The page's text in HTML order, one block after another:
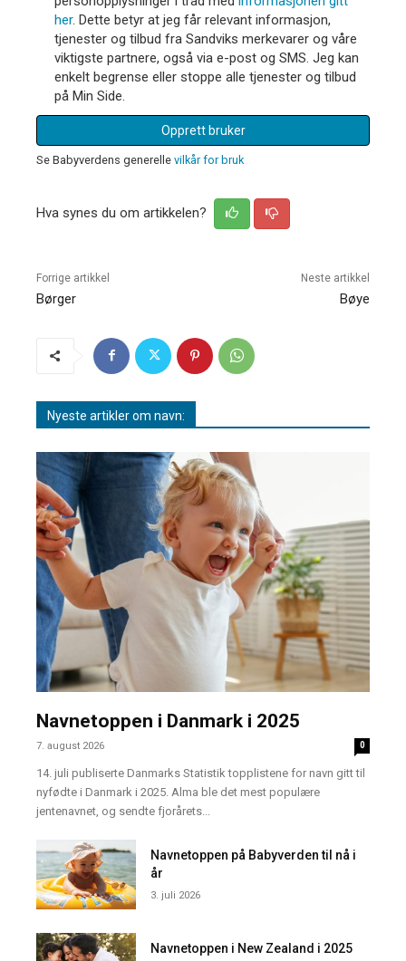
her. Dette betyr at jeg får relevant informasjon,
tjenester og tilbud fra Sandviks merkevarer og våre
viktigste partnere, også via e-post og SMS. Jeg kan
enkelt begrense eller stoppe alle tjenester og tilbud
på Min Side.
Opprett bruker
Se Babyverdens generelle vilkår for bruk
Hva synes du om artikkelen?
Forrige artikkel
Børger
Neste artikkel
Bøye
Nyeste artikler om navn:
Navnetoppen i Danmark i 2025
7. august 2026 0
14. juli publiserte Danmarks Statistik topplistene for navn gitt til
nyfødte i Danmark i 2025. Alma ble det mest populære
jentenavnet, og sendte fjorårets...
Navnetoppen på Babyverden til nå i
år
3. juli 2026
Navnetoppen i New Zealand i 2025